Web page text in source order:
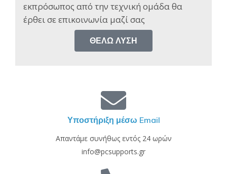
εκπρόσωπος από την τεχνική ομάδα θα
έρθει σε επικοινωνία μαζί σας​
ΘΈΛΩ ΛΎΣΗ
Υποστήριξη μέσω Email
Απαντάμε συνήθως εντός 24 ωρών
info@pcsupports.gr